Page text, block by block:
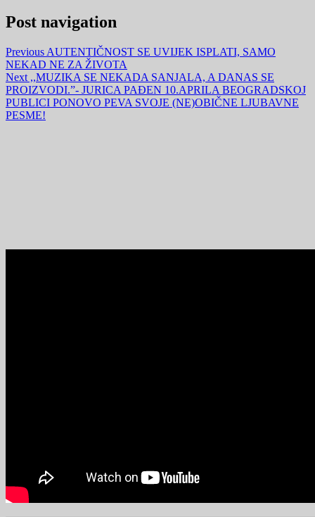
Post navigation
Previous AUTENTIČNOST SE UVIJEK ISPLATI, SAMO
NEKAD NE ZA ŽIVOTA
Next ,,MUZIKA SE NEKADA SANJALA, A DANAS SE
PROIZVODI.”- JURICA PAĐEN 10.APRILA BEOGRADSKOJ
PUBLICI PONOVO PEVA SVOJE (NE)OBIČNE LJUBAVNE
PESME!